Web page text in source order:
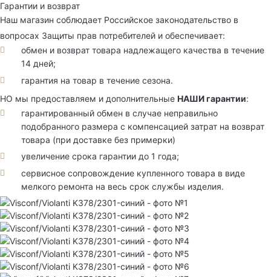
Гарантии и возврат
Наш магазин соблюдает Российское законодательство в
вопросах Защиты прав потребителей и обеспечивает:
обмен и возврат товара надлежащего качества в течение
14 дней;
гарантия на товар в течение сезона.
НО мы предоставляем и дополнительные НАШИ гарантии:
гарантированный обмен в случае неправильно
подобранного размера с компенсацией затрат на возврат
товара (при доставке без примерки)
увеличение срока гарантии до 1 года;
сервисное сопровождение купленного товара в виде
мелкого ремонта на весь срок службы изделия.